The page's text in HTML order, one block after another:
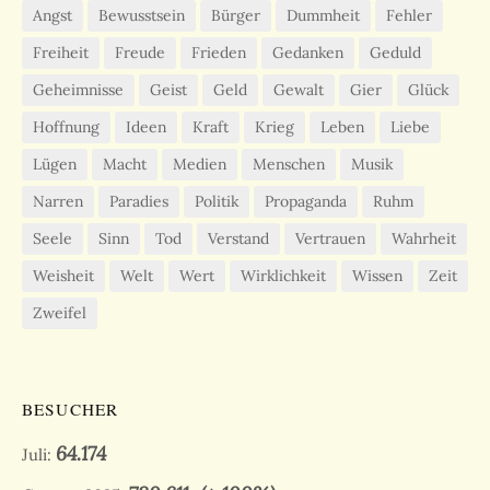
Angst Bewusstsein Bürger Dummheit
Fehler
Freiheit
Freude Frieden Gedanken
Geduld
Geheimnisse
Geist Geld Gewalt Gier
Glück
Hoffnung
Ideen Kraft Krieg Leben
Liebe
Lügen
Macht Medien Menschen
Musik
Narren
Paradies Politik Propaganda
Ruhm
Seele
Sinn Tod Verstand Vertrauen
Wahrheit
Weisheit
Welt Wert Wirklichkeit Wissen
Zeit
Zweifel
BESUCHER
Juli: 64.174